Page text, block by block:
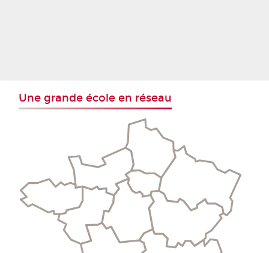
Une grande école en réseau